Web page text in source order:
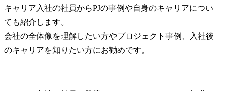
キャリア入社の社員からPJの事例や自身のキャリアについ
ても紹介します。
会社の全体像を理解したい方やプロジェクト事例、入社後
のキャリアを知りたい方にお勧めです。